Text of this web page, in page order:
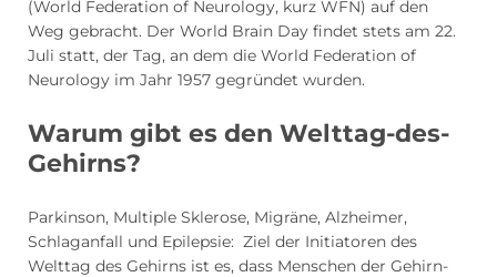
(World Federation of Neurology, kurz WFN) auf den
Weg gebracht. Der World Brain Day findet stets am 22.
Juli statt, der Tag, an dem die World Federation of
Neurology im Jahr 1957 gegründet wurden.
Warum gibt es den Welttag-des-
Gehirns?
Parkinson, Multiple Sklerose, Migräne, Alzheimer,
Schlaganfall und Epilepsie: Ziel der Initiatoren des
Welttag des Gehirns ist es, dass Menschen der Gehirn-